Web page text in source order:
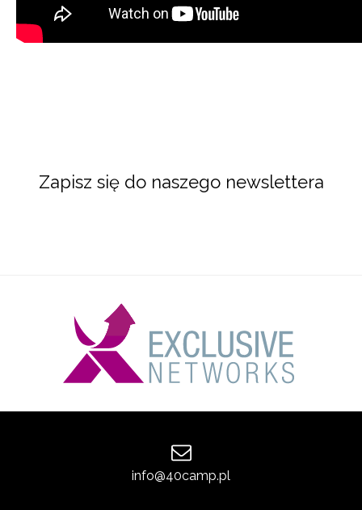
Zapisz się do naszego newslettera
info@40camp.pl